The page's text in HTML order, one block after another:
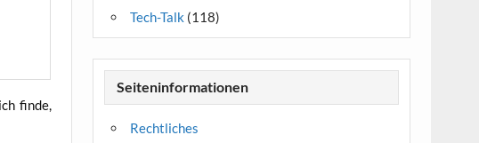
fin­de,
Tech-Talk (118)
Seiteninformationen
Rechtliches